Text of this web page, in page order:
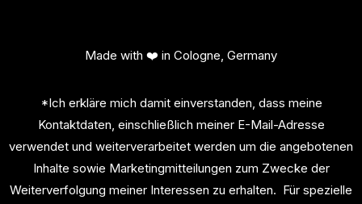
Made with ❤️ in Cologne, Germany
*Ich erkläre mich damit einverstanden, dass meine
Kontaktdaten, einschließlich meiner E-Mail-Adresse
verwendet und weiterverarbeitet werden um die angebotenen
Inhalte sowie Marketingmitteilungen zum Zwecke der
Weiterverfolgung meiner Interessen zu erhalten. Für spezielle